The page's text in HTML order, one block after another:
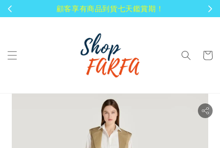
顧客享有商品到貨七天鑑賞期！